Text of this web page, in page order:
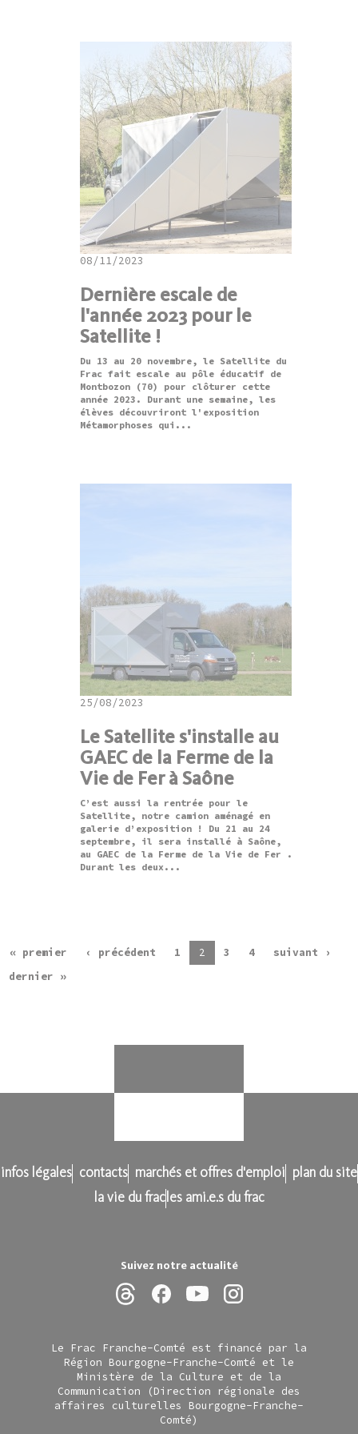
Suivez notre actualité
08/11/2023
Dernière escale de
l'année 2023 pour le
Satellite !
Du 13 au 20 novembre, le Satellite du
Frac fait escale au pôle éducatif de
Montbozon (70) pour clôturer cette
année 2023. Durant une semaine, les
élèves découvriront l'exposition
Métamorphoses qui...
25/08/2023
Le Satellite s'installe au
GAEC de la Ferme de la
Vie de Fer à Saône
C’est aussi la rentrée pour le
Satellite, notre camion aménagé en
galerie d’exposition ! Du 21 au 24
septembre, il sera installé à Saône,
au GAEC de la Ferme de la Vie de Fer .
Durant les deux...
« premier ‹ précédent 1 2 3 4
suivant ›
dernier »
infos légales contacts marchés et offres d'emploi
plan du site
la vie du frac les ami.e.s du frac
Le Frac Franche-Comté est financé par la
Région Bourgogne-Franche-Comté et le
Ministère de la Culture et de la
Communication (Direction régionale des
affaires culturelles Bourgogne-Franche-
Comté)